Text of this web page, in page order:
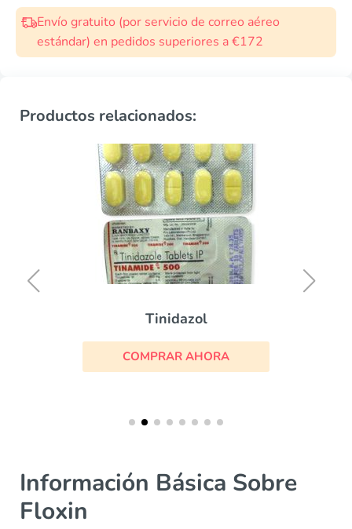
Envío gratuito (por servicio de correo aéreo
estándar) en pedidos superiores a €172
Productos relacionados:
Tinidazol
COMPRAR AHORA
Información Básica Sobre
Floxin